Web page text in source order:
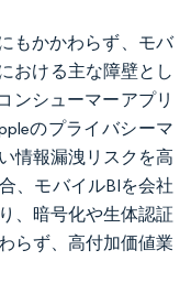
もかかわらず、モバ
おける主な障壁とし
ンシューマーアプリ
のプライバシーマ
情報漏洩リスクを高
、モバイルBIを会社
、暗号化や生体認証
らず、高付加価値業